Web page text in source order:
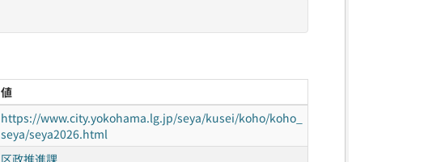
値
https://www.city.yokohama.lg.jp/seya/kusei/koho/koho_
seya/seya2026.html
区政推進課